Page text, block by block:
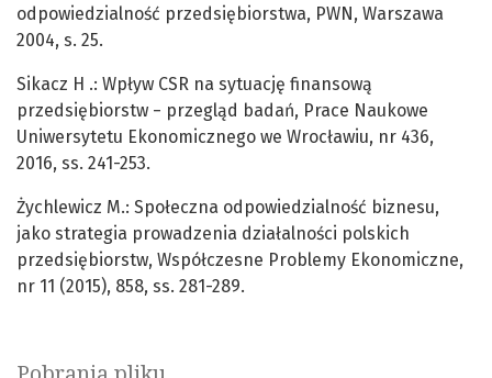
odpowiedzialność przedsiębiorstwa, PWN, Warszawa
2004, s. 25.
Sikacz H .: Wpływ CSR na sytuację finansową
przedsiębiorstw − przegląd badań, Prace Naukowe
Uniwersytetu Ekonomicznego we Wrocławiu, nr 436,
2016, ss. 241-253.
Żychlewicz M.: Społeczna odpowiedzialność biznesu,
jako strategia prowadzenia działalności polskich
przedsiębiorstw, Współczesne Problemy Ekonomiczne,
nr 11 (2015), 858, ss. 281-289.